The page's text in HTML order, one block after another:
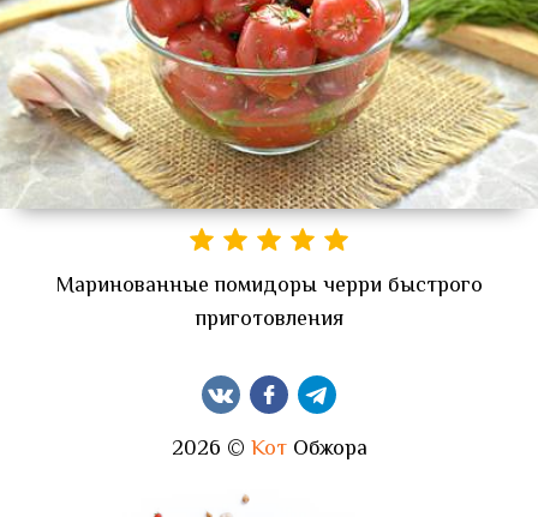
Маринованные помидоры черри быстрого
приготовления
2026 © КотОбжора